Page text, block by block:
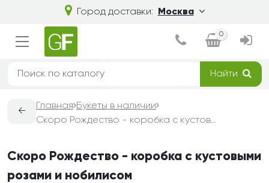
Город доставки: Москва
0
Найти
←
Главная Букеты в наличии
Скоро Рождество - коробка с кустовыми розами и нобилисом
Скоро Рождество - коробка с кустовыми
розами и нобилисом